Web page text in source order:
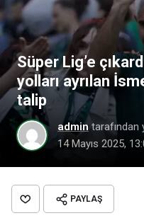
Süper Lig’e
yolları ayrılan
talip
admin tarafından
14 Mayıs 2025,
PAYLAŞ